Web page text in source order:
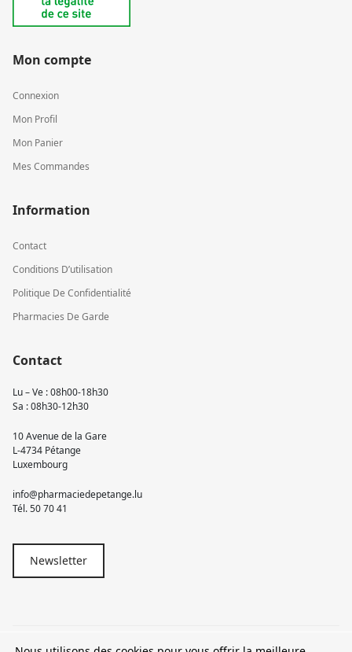
Mon compte
Connexion
Mon Profil
Mon Panier
Mes Commandes
Information
Contact
Conditions D’utilisation
Politique De Confidentialité
Pharmacies De Garde
Contact
Lu – Ve : 08h00-18h30
Sa : 08h30-12h30
10 Avenue de la Gare
L-4734 Pétange
Luxembourg
info@pharmaciedepetange.lu
Tél.50 70 41
Newsletter